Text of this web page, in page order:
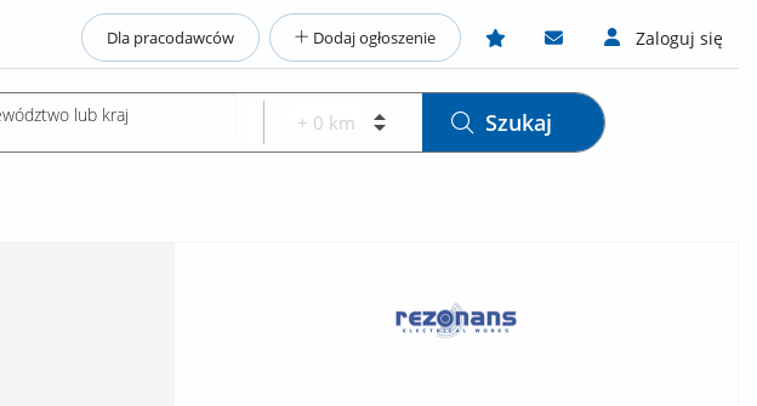
Dla pracodawców Dodaj ogłoszenie Zaloguj się
Szukaj